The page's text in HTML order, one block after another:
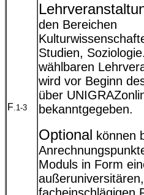
F.1-3
den Bereichen
Studien,
wählbaren
wird vor Beginn
über
bekanntgegeben.
Optional können
Moduls in Form
außeruniversitären,